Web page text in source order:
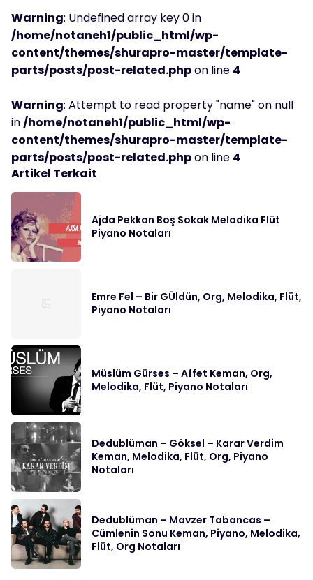
Warning: Undefined array key 0 in
/home/notaneh1/public_html/wp-
content/themes/shurapro-master/template-
parts/posts/post-related.phpon line 4
Warning: Attempt to read property "name" on null
in /home/notaneh1/public_html/wp-
content/themes/shurapro-master/template-
parts/posts/post-related.phpon line 4
Artikel Terkait
Ajda Pekkan Boş Sokak Melodika Flüt
Piyano Notaları
Emre Fel – Bir GÜldün, Org, Melodika, Flüt,
Piyano Notaları
Müslüm Gürses – Affet Keman, Org,
Melodika, Flüt, Piyano Notaları
Dedublüman – Göksel – Karar Verdim
Keman, Melodika, Flüt, Org, Piyano
Notaları
Dedublüman – Mavzer Tabancas –
Cümlenin Sonu Keman, Piyano, Melodika,
Flüt, Org Notaları